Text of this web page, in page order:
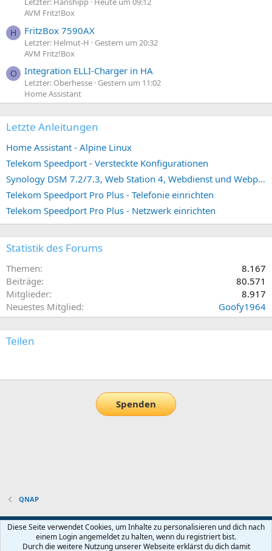
AVM Fritz!Box
H FritzBox 7590AX
Letzter: Helmut-H
Gestern um 20:32
AVM Fritz!Box
O Integration ELLI-Charger in HA
Letzter: Oberhesse Gestern um 11:02
Home Assistant
Letzte Anleitungen
Home Assistant - Alpine Linux
Telekom Speedport - Versteckte Konfigurationen
Synology DSM 7.2/7.3, Web Station 4, Webdienst und Webportal erstellen (ehemals vHost)
Telekom Speedport Pro Plus - Telefonie einrichten
Telekom Speedport Pro Plus - Netzwerk einrichten
Statistik des Forums
Themen
8.167
Beiträge
80.571
Mitglieder
8.917
Neuestes Mitglied
Goofy1964
Teilen
Spenden
QNAP
Default-Theme
Nutzungsbedingungen
Datenschutz Hilfe und Impressum Start
Diese Seite verwendet Cookies, um Inhalte zu personalisieren und dich nach
einem Login angemeldet zu halten, wenn du registriert bist.
Durch die weitere Nutzung unserer Webseite erklärst du dich damit